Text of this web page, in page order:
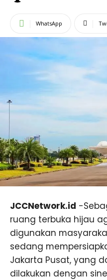
WhatsApp
JCCNetwork.id -
ruang terbuka hijau
digunakan
sedang
Jakarta Pusat, yang
dilakukan dengan